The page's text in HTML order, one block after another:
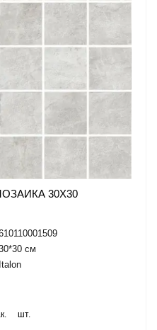
30X30
см
Italon
шт.